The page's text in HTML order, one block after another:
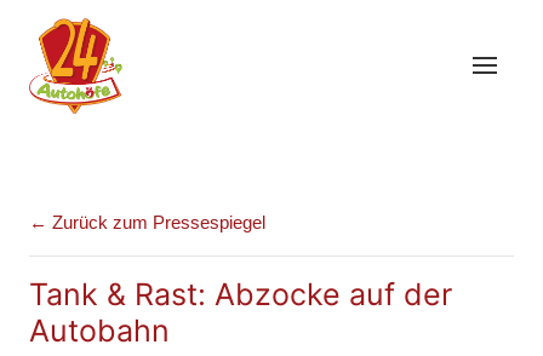
← Zurück zum Pressespiegel
Tank & Rast: Abzocke auf der
Autobahn